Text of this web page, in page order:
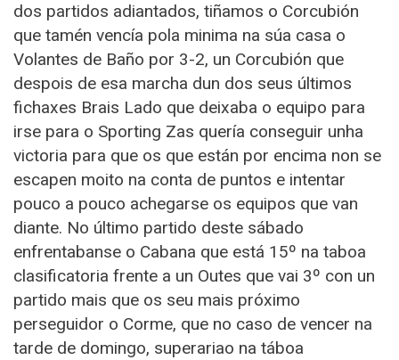
dos partidos adiantados, tiñamos o Corcubión
que tamén vencía pola minima na súa casa o
Volantes de Baño por 3-2, un Corcubión que
despois de esa marcha dun dos seus últimos
fichaxes Brais Lado que deixaba o equipo para
irse para o Sporting Zas quería conseguir unha
victoria para que os que están por encima non se
escapen moito na conta de puntos e intentar
pouco a pouco achegarse os equipos que van
diante. No último partido deste sábado
enfrentabanse o Cabana que está 15º na taboa
clasificatoria frente a un Outes que vai 3º con un
partido mais que os seu mais próximo
perseguidor o Corme, que no caso de vencer na
tarde de domingo, superariao na táboa